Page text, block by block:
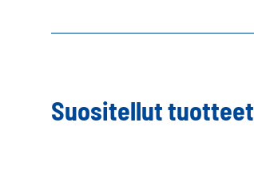
Suositellut tuotteet